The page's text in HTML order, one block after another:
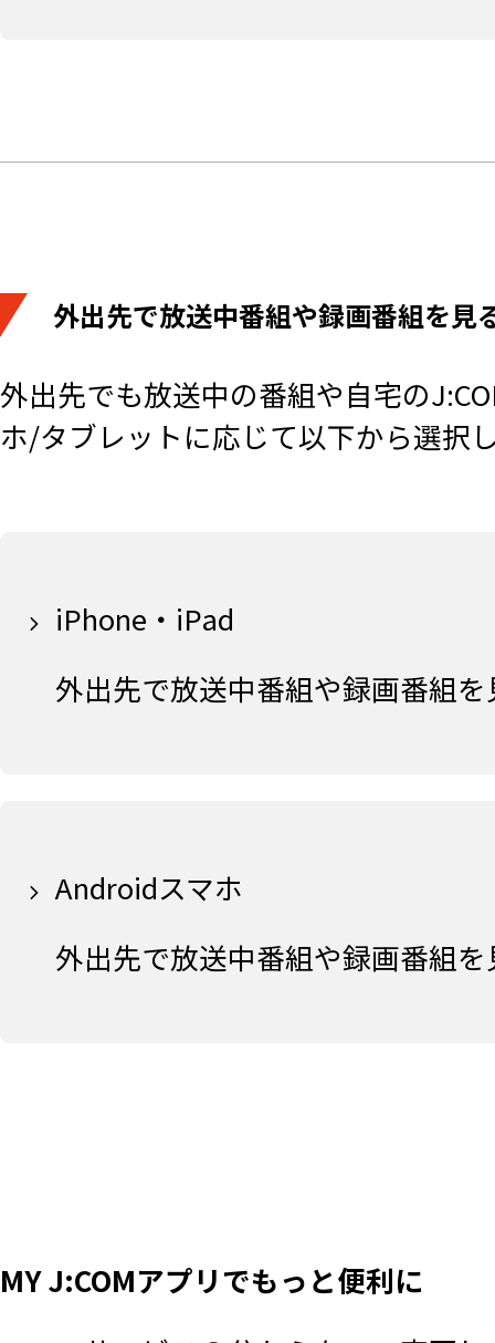
外出先で放送中番組や録画番組を見
外出先でも放送中の番組や自宅の
ホ/タブレットに応じて以下から選択
iPhone・iPad
外出先で放送中番組や録画番組を
Androidスマホ
外出先で放送中番組や録画番組を
MY J:COMアプリでもっと便利に